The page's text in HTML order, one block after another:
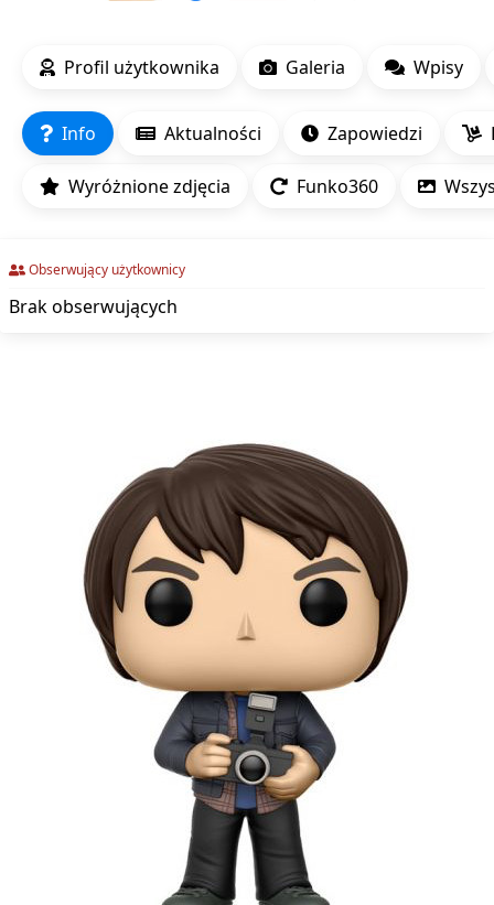
Profil użytkownika Galeria Wpisy
Info Aktualności Zapowiedzi
Wyróżnione zdjęcia Funko360
Obserwujący użytkownicy
Brak obserwujących